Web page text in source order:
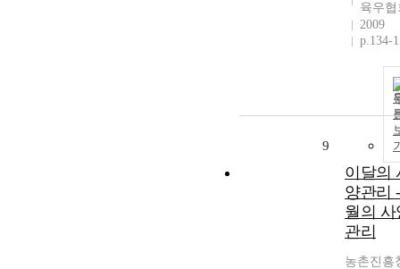
육우협
2009
p.134-
9
이달의
양관리
월의 사
관리
농촌진흥